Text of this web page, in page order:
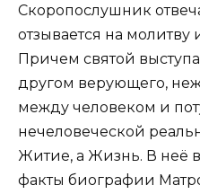
Скоропослушник
отзывается на
Причем святой
другом верующего,
между человеком и
нечеловеческой
Житие, а Жизнь. В неё
факты биографии